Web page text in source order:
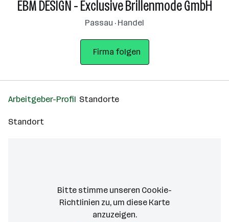
EBM DESIGN - Exclusive Brillenmode GmbH
Passau · Handel
Firma folgen
Arbeitgeber-Profil Standorte
Standort
Bitte stimme unseren Cookie-
Richtlinien zu, um diese Karte
anzuzeigen.
widerrufen.In unserer
Datenschutzerklärungkönnen Sie weitere
Informationen nachlesen.